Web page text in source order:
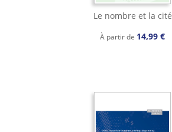
Le nombre et la cité
À partir de 14,99 €